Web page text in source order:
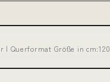
| Querformat Größe in